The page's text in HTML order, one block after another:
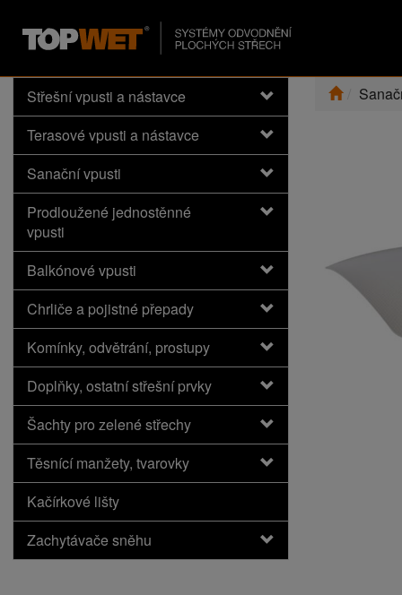
Střešní vpusti a nástavce
Terasové vpusti a nástavce
Sanační vpusti
Prodloužené jednostěnné
vpusti
Balkónové vpusti
Chrliče a pojistné přepady
Komínky, odvětrání, prostupy
Doplňky, ostatní střešní prvky
Šachty pro zelené střechy
Těsnící manžety, tvarovky
Kačírkové lišty
Zachytávače sněhu